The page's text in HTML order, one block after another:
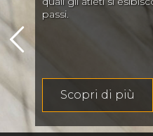
passi.
Scopri di più